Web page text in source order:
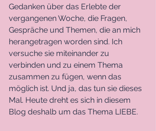
Gedanken über das Erlebte der
vergangenen Woche, die Fragen,
Gespräche und Themen, die an mich
herangetragen worden sind. Ich
versuche sie miteinander zu
verbinden und zu einem Thema
zusammen zu fügen, wenn das
möglich ist. Und ja, das tun sie dieses
Mal. Heute dreht es sich in diesem
Blog deshalb um das Thema LIEBE.